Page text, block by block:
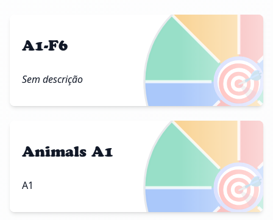
🎯
A1-F6
Sem descrição
🎯
Animals A1
A1